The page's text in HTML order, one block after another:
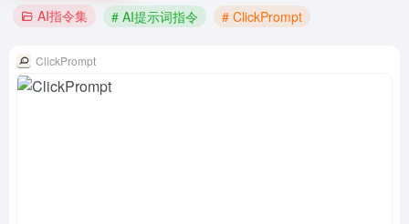
AI指令集 # AI提示词指令 # ClickPrompt
ClickPrompt